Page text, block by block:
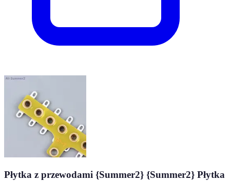
Płytka z przewodami {Summer2} {Summer2} Płytka